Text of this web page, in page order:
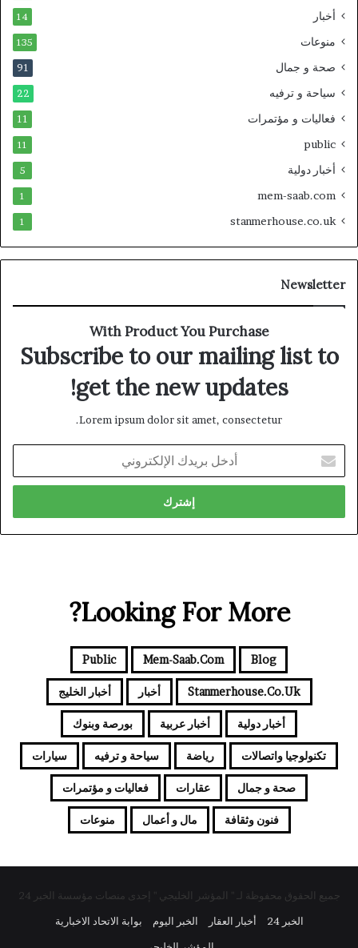
أخبار 14
منوعات 135
صحة و جمال 91
سياحة و ترفيه 22
فعاليات و مؤتمرات 11
public
11
أخبار دولية 5
mem-saab.com
1
stanmerhouse.co.uk
1
Newsletter
With Product You Purchase
Subscribe to our mailing list to
get the new updates!
Lorem ipsum dolor sit amet, consectetur.
بريدك
الإلكتروني
Looking For More?
Blog
Mem-Saab.com
Public
Stanmerhouse.co.uk أخبار أخبار الخليج
أخبار دولية أخبار عربية بورصة وبنوك
تكنولوجيا واتصالات رياضة سياحة و ترفيه سيارات
صحة و جمال عقارات فعاليات و مؤتمرات
فنون وثقافة مال و أعمال منوعات
جميع الحقوق محفوظة لـ " المؤشر الخليجي " إحدى منصات مؤسسة الخبر 24
الخبر 24
أخبار العقار الخبر اليوم
بوابة الاتحاد الاخبارية